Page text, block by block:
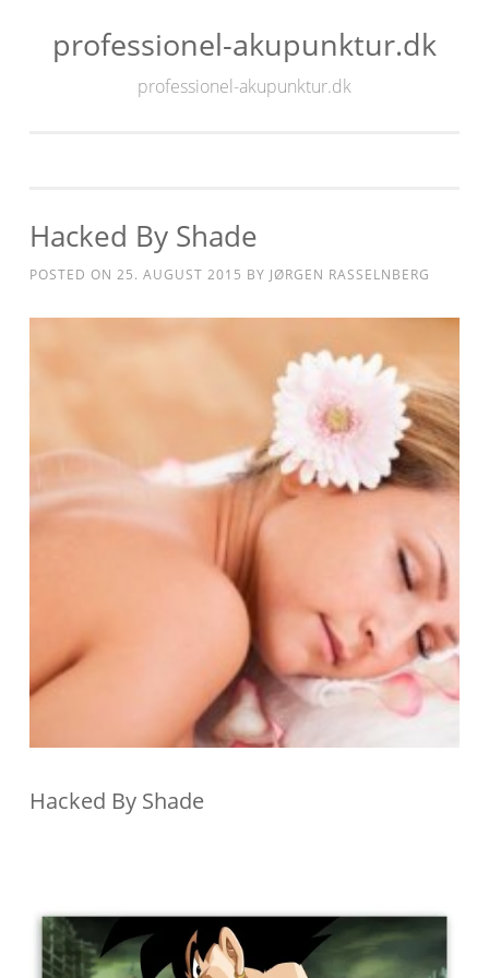
Skipprofessionel-akupunktur.dk
professionel-akupunktur.dk
Hacked By Shade
POSTED ON 25. AUGUST 2015 BY JØRGEN RASSELNBERG
Hacked By Shade